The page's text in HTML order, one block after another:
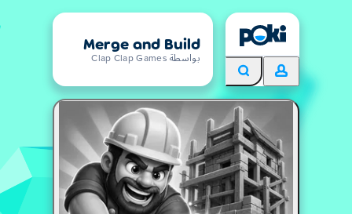
Merge and Build
بواسطة Clap Clap Games